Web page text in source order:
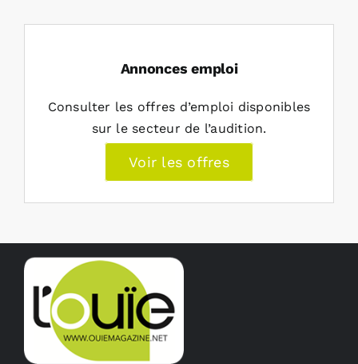
Annonces emploi
Consulter les offres d’emploi disponibles
sur le secteur de l’audition.
Voir les offres